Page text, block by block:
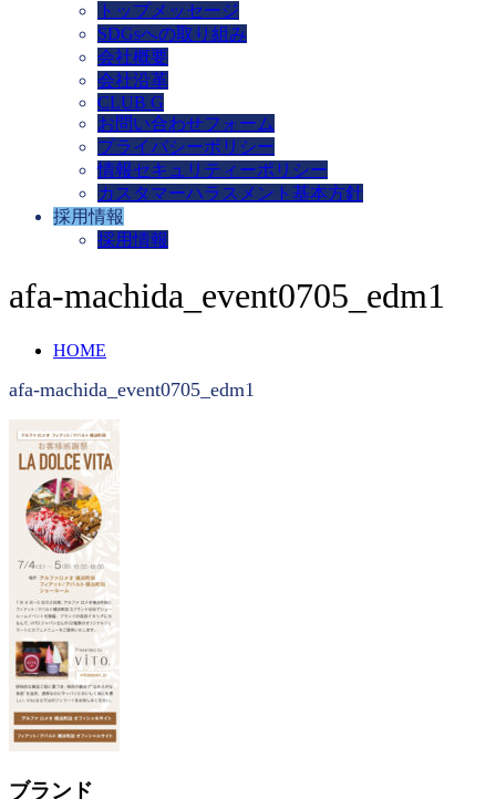
トップメッセージ
SDGsへの取り組み
会社概要
会社沿革
CLUB G
お問い合わせフォーム
プライバシーポリシー
情報セキュリティーポリシー
カスタマーハラスメント基本方針
採用情報
採用情報
afa-machida_event0705_edm1
HOME
afa-machida_event0705_edm1
ブランド